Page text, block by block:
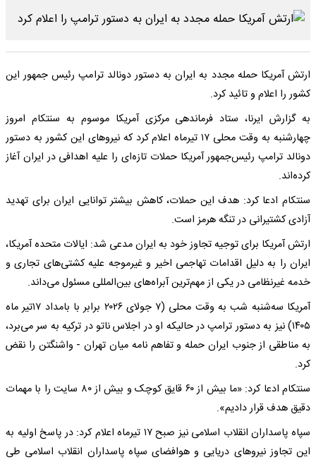
ارتش آمریکا حمله مجدد به ایران به دستور دونالد ترامپ رئیس جمهور این
کشور را اعلام و تائید کرد.
به گزارش ایرنا، ستاد فرماندهی مرکزی آمریکا موسوم به سنتکام امروز
چهارشنبه به وقت محلی ۱۷ تیرماه اعلام کرد که نیروهای این کشور به دستور
دونالد ترامپ رئیس‌جمهور آمریکا حملات تازه‌ای را علیه اهدافی در ایران آغاز
کرده‌اند.
سنتکام ادعا کرد: هدف این حملات، کاهش بیشتر توانایی ایران برای تهدید
آزادی کشتیرانی در تنگه هرمز است.
ارتش آمریکا برای توجیه تجاوز خود به ایران مدعی شد: ایالات متحده آمریکا،
ایران را به دلیل اقدامات تهاجمی اخیر و غیرموجه علیه کشتی‌های تجاری و
خدمه غیرنظامی در یکی از مهم‌ترین آبراه‌های بین‌المللی مسئول می‌داند.
آمریکا سه‌شنبه شب به وقت محلی (۷ جولای ۲۰۲۶ برابر با بامداد ۱۷تیر ماه
۱۴۰۵) نیز به دستور ترامپ در حالیکه او در اجلاس ناتو در ترکیه به سر می‌برد،
به مناطقی از جنوب ایران حمله و تفاهم نامه میان تهران - واشنگتن را نقض
کرد.
سنتکام ادعا کرد: «ما بیش از ۶۰ قایق کوچک و بیش از ۸۰ سایت را با مهمات
دقیق هدف قرار دادیم».
سپاه پاسداران انقلاب اسلامی نیز صبح ۱۷ تیرماه اعلام کرد: در پاسخ اولیه به
این تجاوز نیروهای دریایی و هوافضای سپاه پاسداران انقلاب اسلامی طی